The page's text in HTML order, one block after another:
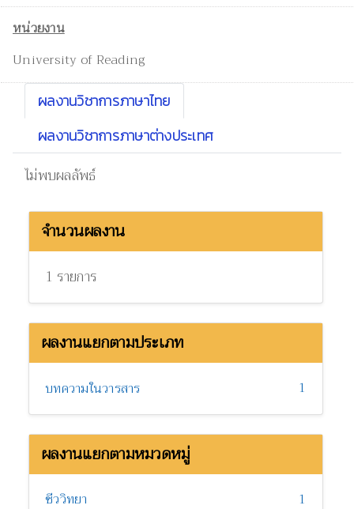
หน่วยงาน
University of Reading
ผลงานวิชาการภาษาไทย
ผลงานวิชาการภาษาต่างประเทศ
ไม่พบผลลัพธ์
จำนวนผลงาน
1 รายการ
ผลงานแยกตามประเภท
บทความในวารสาร 1
ผลงานแยกตามหมวดหมู่
ชีววิทยา 1